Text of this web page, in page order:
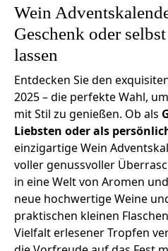
Wein
Geschenk oder
lassen
Entdecken Sie den
2025 – die perfekte Wahl,
mit Stil zu genießen. Ob als
Liebsten oder als
einzigartige Wein
voller genussvoller
in eine Welt von Aromen
neue hochwertige Weine
praktischen kleinen
Vielfalt erlesener Tropfen